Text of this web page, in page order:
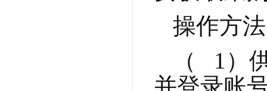
操作方
（   1）